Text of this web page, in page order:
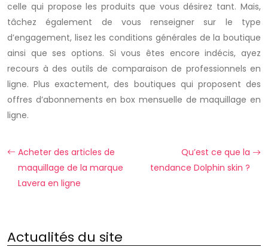
celle qui propose les produits que vous désirez tant. Mais,
tâchez également de vous renseigner sur le type
d’engagement, lisez les conditions générales de la boutique
ainsi que ses options. Si vous êtes encore indécis, ayez
recours à des outils de comparaison de professionnels en
ligne. Plus exactement, des boutiques qui proposent des
offres d’abonnements en box mensuelle de maquillage en
ligne.
Acheter des articles de
maquillage de la marque
Lavera en ligne
Qu’est ce que la
tendance Dolphin skin ?
Actualités du site